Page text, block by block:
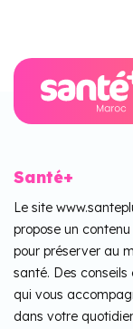
Santé+
Le site
propose un
pour préserver au
santé. Des conseils
qui vous
dans votre